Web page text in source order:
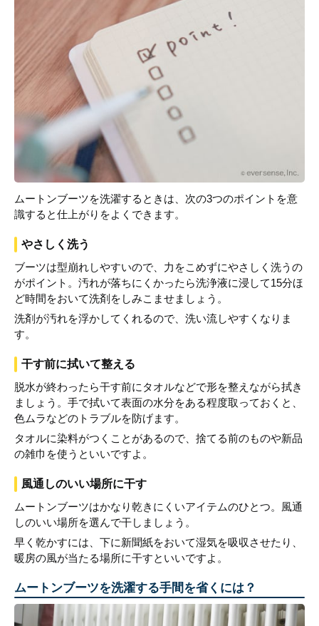
ムートンブーツを洗濯するときは、次の3つのポイントを意
識すると仕上がりをよくできます。
やさしく洗う
ブーツは型崩れしやすいので、力をこめずにやさしく洗うの
がポイント。汚れが落ちにくかったら洗浄液に浸して15分ほ
ど時間をおいて洗剤をしみこませましょう。
洗剤が汚れを浮かしてくれるので、洗い流しやすくなりま
す。
干す前に拭いて整える
脱水が終わったら干す前にタオルなどで形を整えながら拭き
ましょう。手で拭いて表面の水分をある程度取っておくと、
色ムラなどのトラブルを防げます。
タオルに染料がつくことがあるので、捨てる前のものや新品
の雑巾を使うといいですよ。
風通しのいい場所に干す
ムートンブーツはかなり乾きにくいアイテムのひとつ。風通
しのいい場所を選んで干しましょう。
早く乾かすには、下に新聞紙をおいて湿気を吸収させたり、
暖房の風が当たる場所に干すといいですよ。
ムートンブーツを洗濯する手間を省くには？